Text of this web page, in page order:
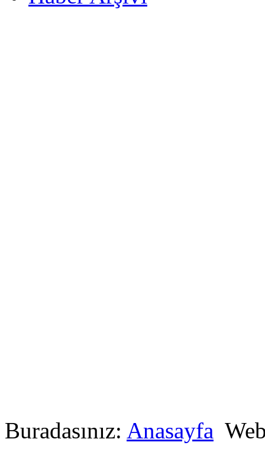
Buradasınız: Anasayfa